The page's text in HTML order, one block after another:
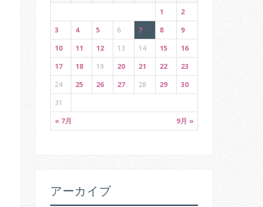
« 7月 9月 »
1
2
3
4 5 6 7 8
9
10
11 12 13 14 15
16
17
18 19 20 21 22
23
24
25 26 27 28 29
30
31
アーカイブ